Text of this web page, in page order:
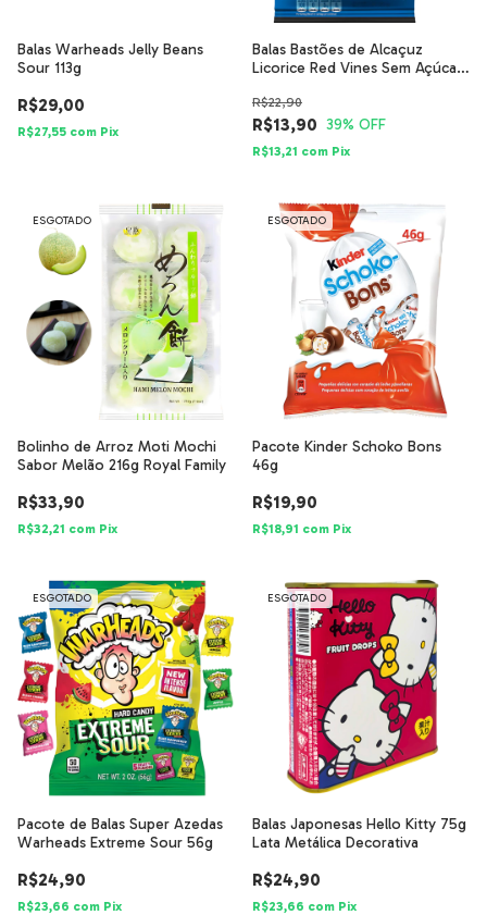
Balas Warheads Jelly Beans
Sour 113g
R$29,00
R$27,55 com Pix
Balas Bastões de Alcaçuz
Licorice Red Vines Sem Açúcar
R$13,90
R$22,90
39% OFF
R$13,21 com Pix
ESGOTADO
Bolinho de Arroz Moti Mochi
Sabor Melão 216g Royal Family
R$33,90
R$32,21 com Pix
ESGOTADO
Pacote Kinder Schoko Bons
46g
R$19,90
R$18,91 com Pix
ESGOTADO
Pacote de Balas Super Azedas
Warheads Extreme Sour 56g
R$24,90
R$23,66 com Pix
ESGOTADO
Balas Japonesas Hello Kitty 75g
Lata Metálica Decorativa
R$24,90
R$23,66 com Pix